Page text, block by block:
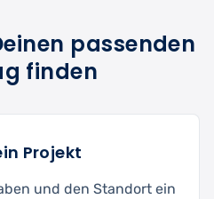
passenden
finden
Projekt
und den Standort ein